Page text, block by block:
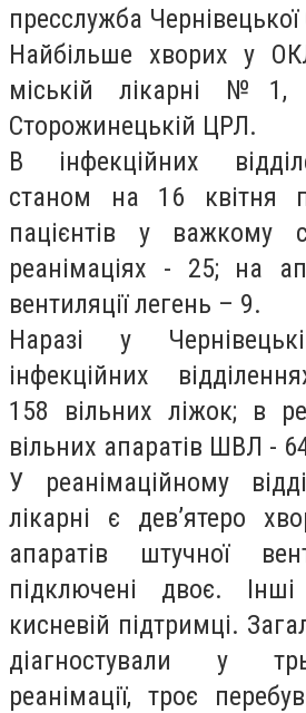
пресслужба
Найбільше хворих у
міській лікарні №1,
Сторожинецькій ЦРЛ.
В інфекційних
станом на 16 квітня
пацієнтів у важкому
реанімаціях - 25; на
вентиляції легень – 9.
Наразі у
інфекційних
158 вільних ліжок; в
вільних апаратів ШВЛ -
У реанімаційному
лікарні є дев’ятеро
апаратів штучної
підключені двоє.
кисневій підтримці.
діагностували у
реанімації, троє